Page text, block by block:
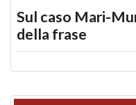
Sul caso Mari-
della frase